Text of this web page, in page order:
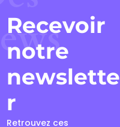
news
Recevoir
notre
newslette
r
Retrouvez ces